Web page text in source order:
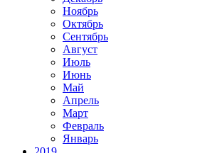
Ноябрь
Октябрь
Сентябрь
Август
Июль
Июнь
Май
Апрель
Март
Февраль
Январь